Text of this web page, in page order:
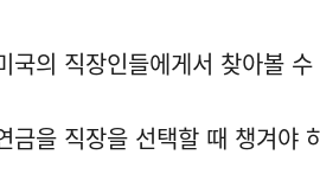
의 직장인들에게서 찾아볼 수
금을 직장을 선택할 때 챙겨야